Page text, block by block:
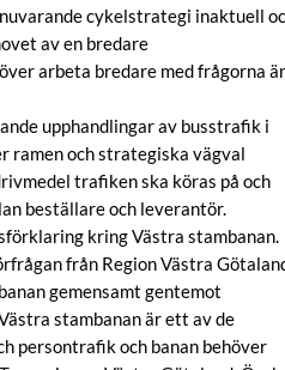
cykelstrategi inaktuell
av en bredare
arbeta bredare med frågorna
upphandlingar av busstrafik i
ramen och strategiska vägval
trafiken ska köras på och
beställare och leverantör.
kring Västra stambanan.
från Region Västra
gemensamt gentemot
stambanan är ett av de
persontrafik och banan behöver